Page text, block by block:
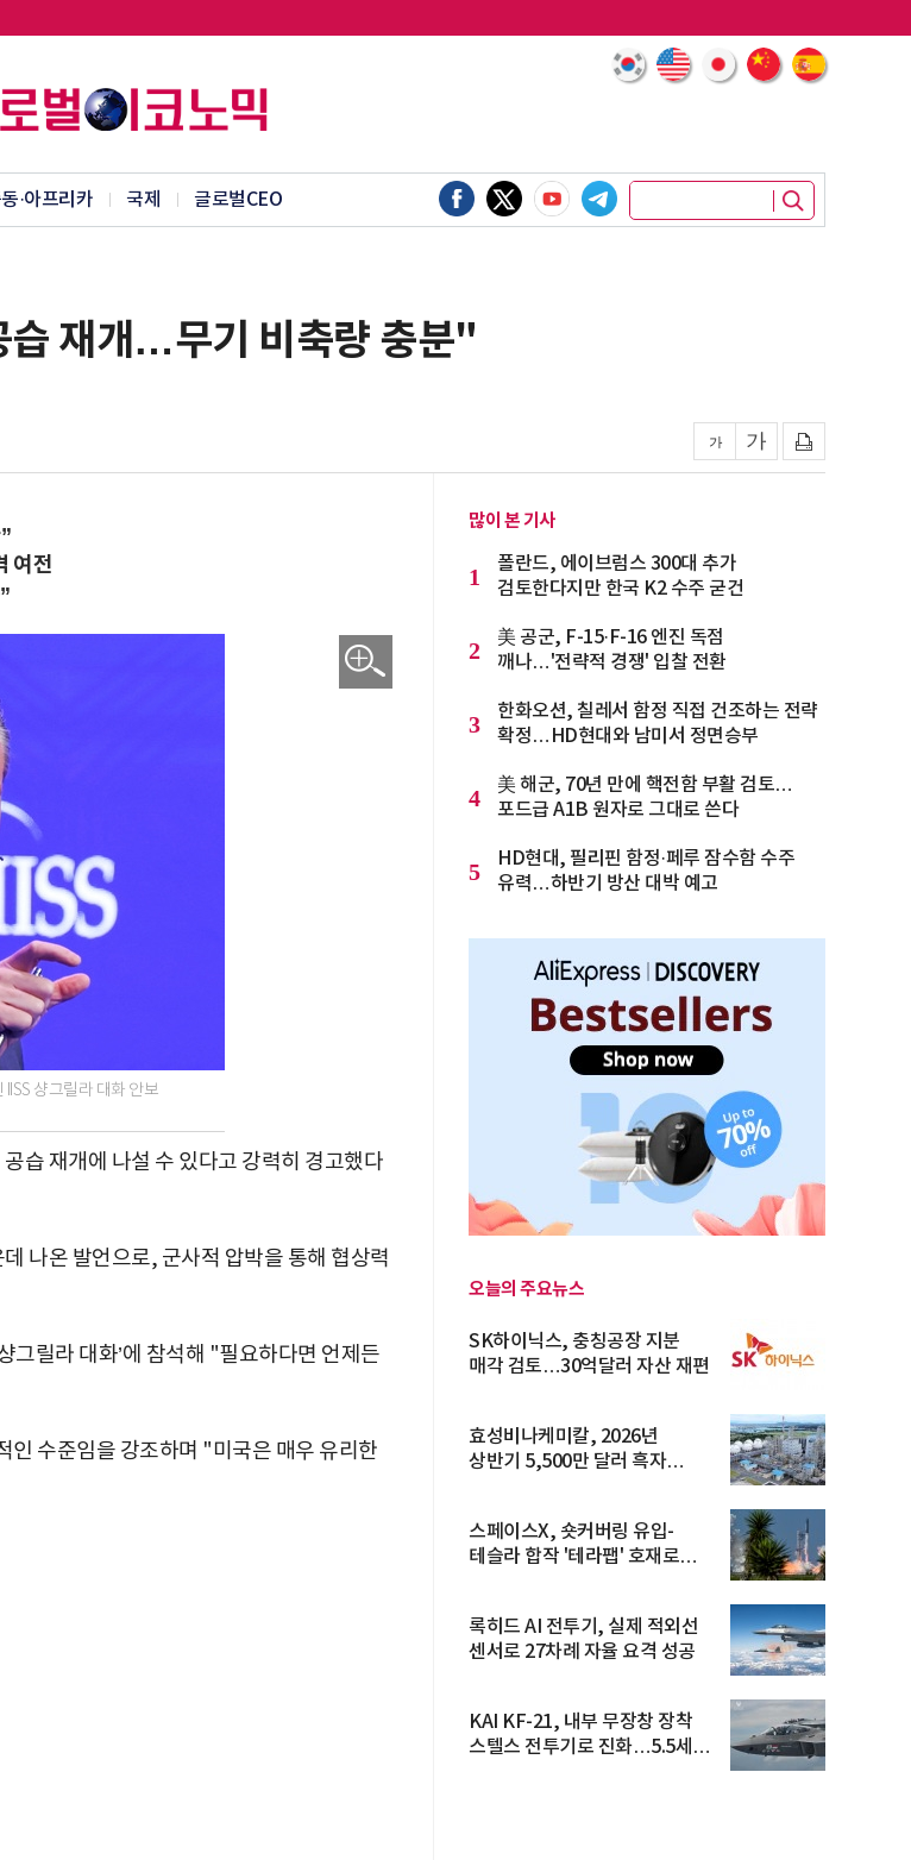
·아프리카 국제 글로벌CEO
습 재개…무기 비축량 충분"
여전
샹그릴라 대화 안보
습 재개에 나설 수 있다고 강력히 경고했다
나온 발언으로, 군사적 압박을 통해 협상력
그릴라 대화’에 참석해 "필요하다면 언제든
인 수준임을 강조하며 "미국은 매우 유리한
많이 본 기사
1
폴란드, 에이브럼스 300대 추가
검토한다지만 한국 K2 수주 굳건
2
美 공군, F-15·F-16 엔진 독점
깨나…'전략적 경쟁' 입찰 전환
3
한화오션, 칠레서 함정 직접 건조하는 전략
확정…HD현대와 남미서 정면승부
4
美 해군, 70년 만에 핵전함 부활 검토…
포드급 A1B 원자로 그대로 쓴다
5
HD현대, 필리핀 함정·페루 잠수함 수주
유력…하반기 방산 대박 예고
오늘의 주요뉴스
SK하이닉스, 충칭공장 지분
매각 검토…30억달러 자산 재편
효성비나케미칼, 2026년
상반기 5,500만 달러 흑자
스페이스X, 숏커버링 유입-
테슬라 합작 '테라팹' 호재로
록히드 AI 전투기, 실제 적외선
센서로 27차례 자율 요격 성공
KAI KF-21, 내부 무장창 장착
스텔스 전투기로 진화…5.5세대